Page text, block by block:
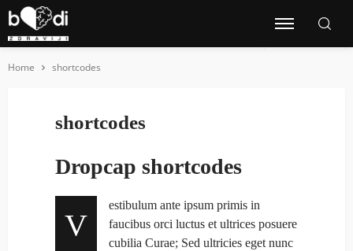
Home shortcodes
shortcodes
Dropcap shortcodes
V
estibulum ante ipsum primis in
faucibus orci luctus et ultrices posuere
cubilia Curae; Sed ultricies eget nunc